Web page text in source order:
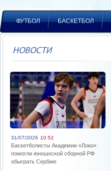
ФУТБОЛ БАСКЕТБОЛ
НОВОСТИ
31/07/2026 10:52
Баскетболисты Академии «Локо»
помогли юношеской сборной РФ
обыграть Сербию